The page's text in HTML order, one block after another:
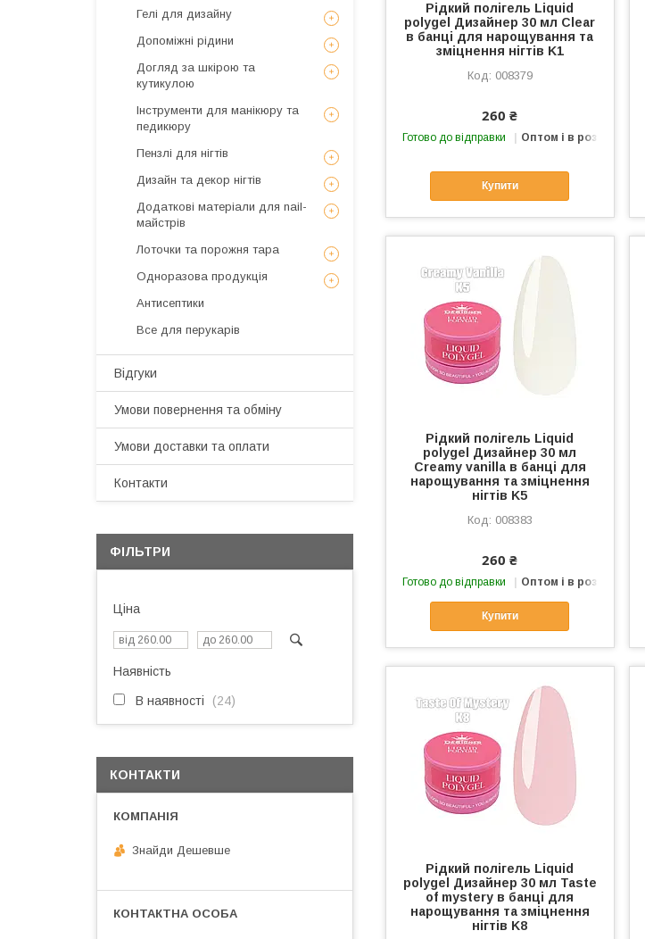
Рідкий полігель Liquid
polygel Дизайнер 30 мл Clear
в банці для нарощування та
зміцнення нігтів K1
008379
260 ₴
Готово до відправки Оптом і в роздріб
Купити
Рідкий полігель Liquid
polygel Дизайнер 30 мл
Creamy vanilla в банці для
нарощування та зміцнення
нігтів K5
008383
260 ₴
Готово до відправки Оптом і в роздріб
Купити
Рідкий полігель Liquid
polygel Дизайнер 30 мл Taste
of mystery в банці для
нарощування та зміцнення
нігтів K8
Гелі для дизайну
Допоміжні рідини
Догляд за шкірою та
кутикулою
Інструменти для манікюру та
педикюру
Пензлі для нігтів
Дизайн та декор нігтів
Додаткові матеріали для nail-
майстрів
Лоточки та порожня тара
Одноразова продукція
Антисептики
Все для перукарів
Відгуки
Умови повернення та обміну
Умови доставки та оплати
Контакти
ФІЛЬТРИ
Ціна
Наявність
В наявності 24
КОНТАКТИ
Знайди Дешевше